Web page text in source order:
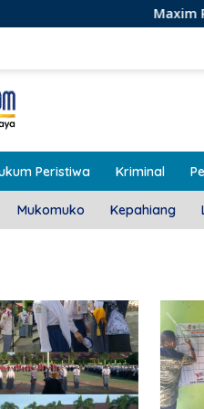
Maxim Perkuat
Peristiwa Kriminal
Mukomuko Kepahiang